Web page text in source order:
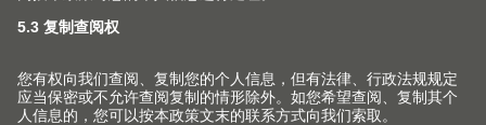
致力于为家具生产上翻门、铰链、抽屉和口袋门系列，并